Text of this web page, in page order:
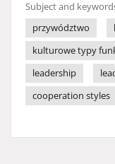
Subject and
przywództwo
kulturowe typy
leadership
cooperation styles